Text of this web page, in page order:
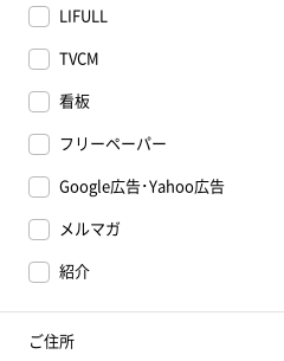
LIFULL
TVCM
看板
フリーペーパー
Google広告･Yahoo広告
メルマガ
紹介
ご住所